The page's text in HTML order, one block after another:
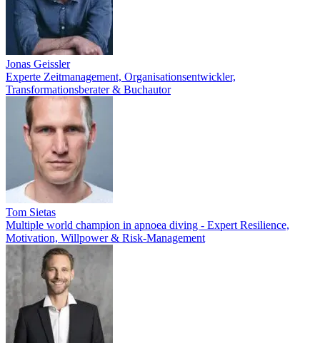
Jonas Geissler
Experte Zeitmanagement, Organisationsentwickler,
Transformationsberater & Buchautor
Tom Sietas
Multiple world champion in apnoea diving - Expert Resilience,
Motivation, Willpower & Risk-Management